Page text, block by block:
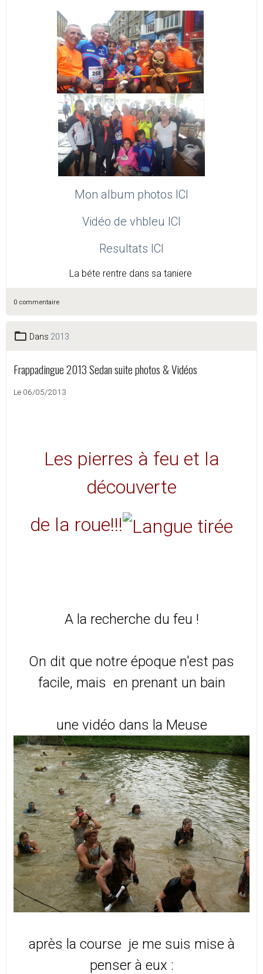
Mon album photos​ ICI
Vidéo de vhbleu ICI
Resultats ICI
La béte rentre dans sa taniere
0 commentaire
Dans 2013
Frappadingue 2013 Sedan suite photos & Vidéos
Le 06/05/2013
Les pierres à feu et la
découverte
de la roue!!!
A la recherche du feu !
On dit que notre époque n'est pas
facile, mais en prenant un bain
une vidéo dans la Meuse
après la course je me suis mise à
penser à eux :